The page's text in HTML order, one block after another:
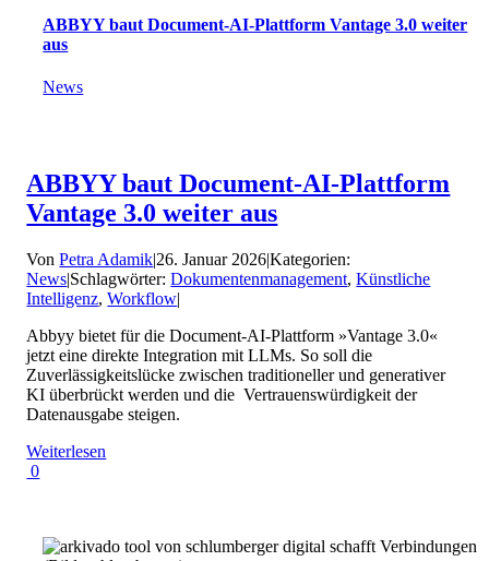
ABBYY baut Document-AI-Plattform Vantage 3.0 weiter
aus
News
ABBYY baut Document-AI-Plattform
Vantage 3.0 weiter aus
VonPetra Adamik|26. Januar 2026|Kategorien:
News|Schlagwörter:Dokumentenmanagement,Künstliche
Intelligenz,Workflow|
Abbyy bietet für die Document-AI-Plattform »Vantage 3.0«
jetzt eine direkte Integration mit LLMs. So soll die
Zuverlässigkeitslücke zwischen traditioneller und generativer
KI überbrückt werden und die Vertrauenswürdigkeit der
Datenausgabe steigen.
Weiterlesen
0